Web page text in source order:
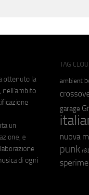
ottenuto la
nell'ambito
un
e
di ogni
TAG
ambient
garage
nuova
punk